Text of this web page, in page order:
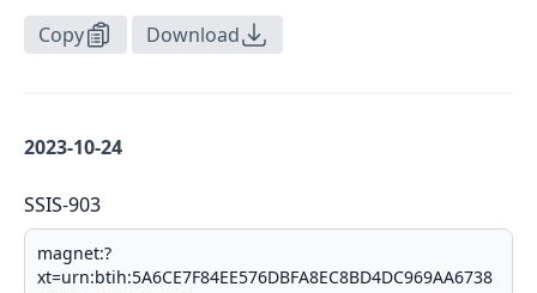
Copy Download
2023-10-24
SSIS-903